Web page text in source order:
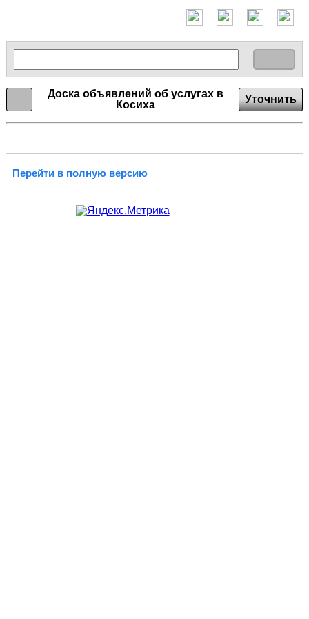
Доска объявлений об услугах в
Косиха
Уточнить
Перейти в полную версию